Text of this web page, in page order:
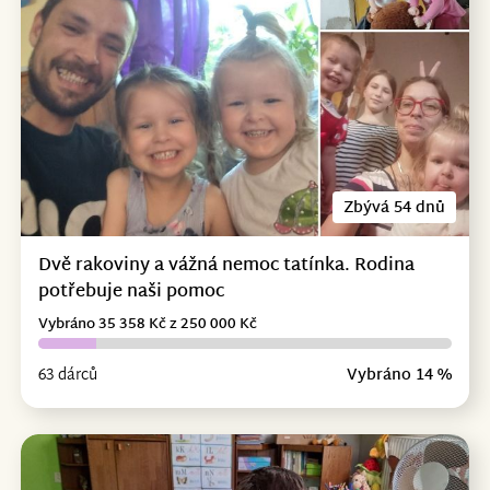
Zbývá 54 dnů
Dvě rakoviny a vážná nemoc tatínka. Rodina
potřebuje naši pomoc
63 dárců Vybráno 14 %
Vybráno 35 358 Kč z 250 000 Kč